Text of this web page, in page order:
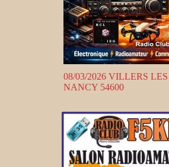
08/03/2026 VILLERS LES
NANCY 54600